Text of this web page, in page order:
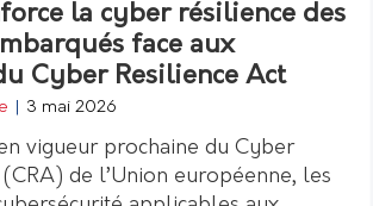
la cyber résilience des
face aux
Cyber Resilience Act
3 mai 2026
vigueur prochaine du Cyber
de l’Union européenne, les